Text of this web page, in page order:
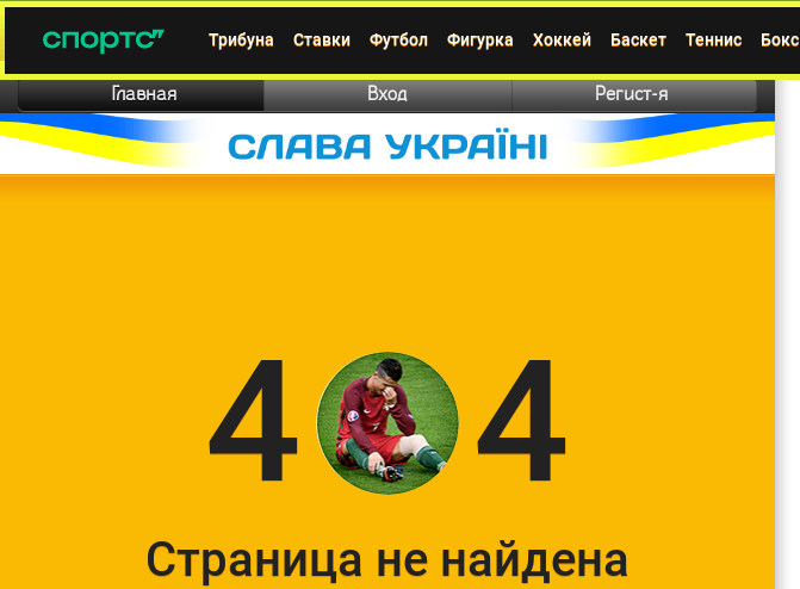
Главная Вход Регист-я
Трибуна Ставки Футбол Фигурка Хоккей Баскет Теннис Бокс
4 4
Страница не найдена